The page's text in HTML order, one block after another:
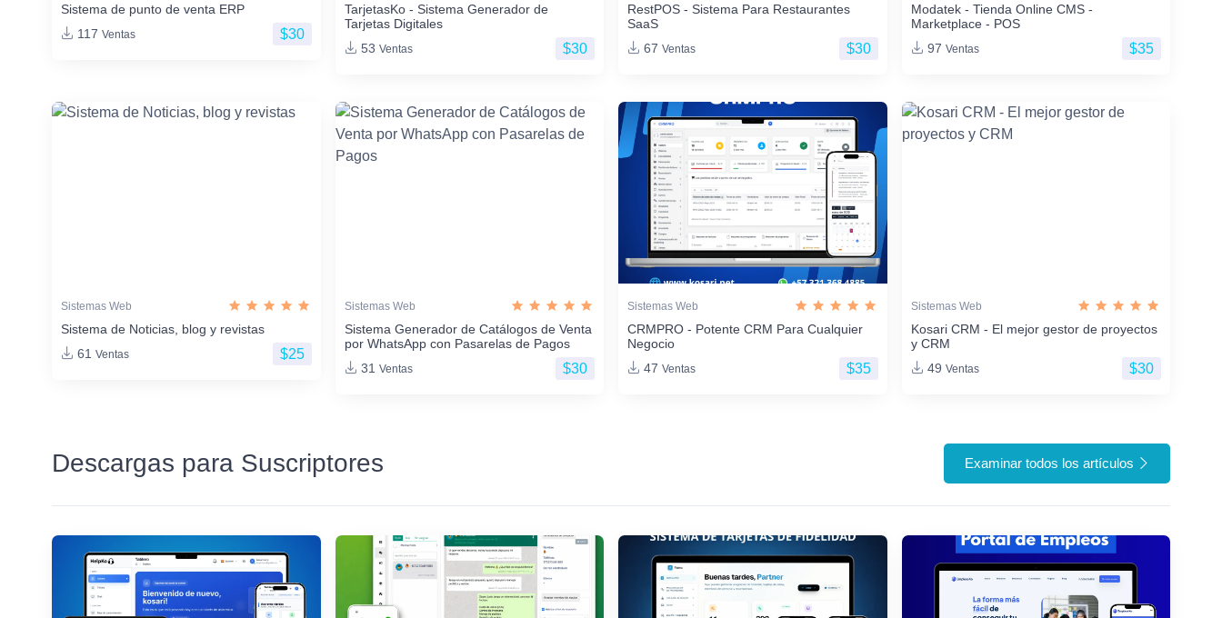
Sistema de punto de venta ERP
117 Ventas $30
TarjetasKo - Sistema Generador de
Tarjetas Digitales
53 Ventas $30
RestPOS - Sistema Para Restaurantes
SaaS
67 Ventas $30
Modatek - Tienda Online CMS -
Marketplace - POS
97 Ventas $35
Sistemas Web
Sistema de Noticias, blog y revistas
61 Ventas $25
Sistemas Web
Sistema Generador de Catálogos de Venta
por WhatsApp con Pasarelas de Pagos
31 Ventas $30
Sistemas Web
CRMPRO - Potente CRM Para Cualquier
Negocio
47 Ventas $35
Sistemas Web
Kosari CRM - El mejor gestor de proyectos
y CRM
49 Ventas $30
Descargas para Suscriptores Examinar todos los artículos